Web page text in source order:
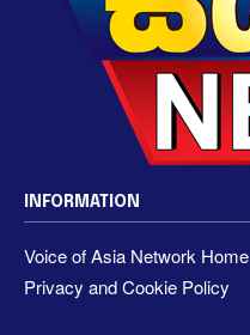
INFORMATION
Voice of Asia Network Home
Privacy and Cookie Policy